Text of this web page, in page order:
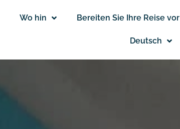
Wo hin Bereiten Sie Ihre Reise vor
Deutsch